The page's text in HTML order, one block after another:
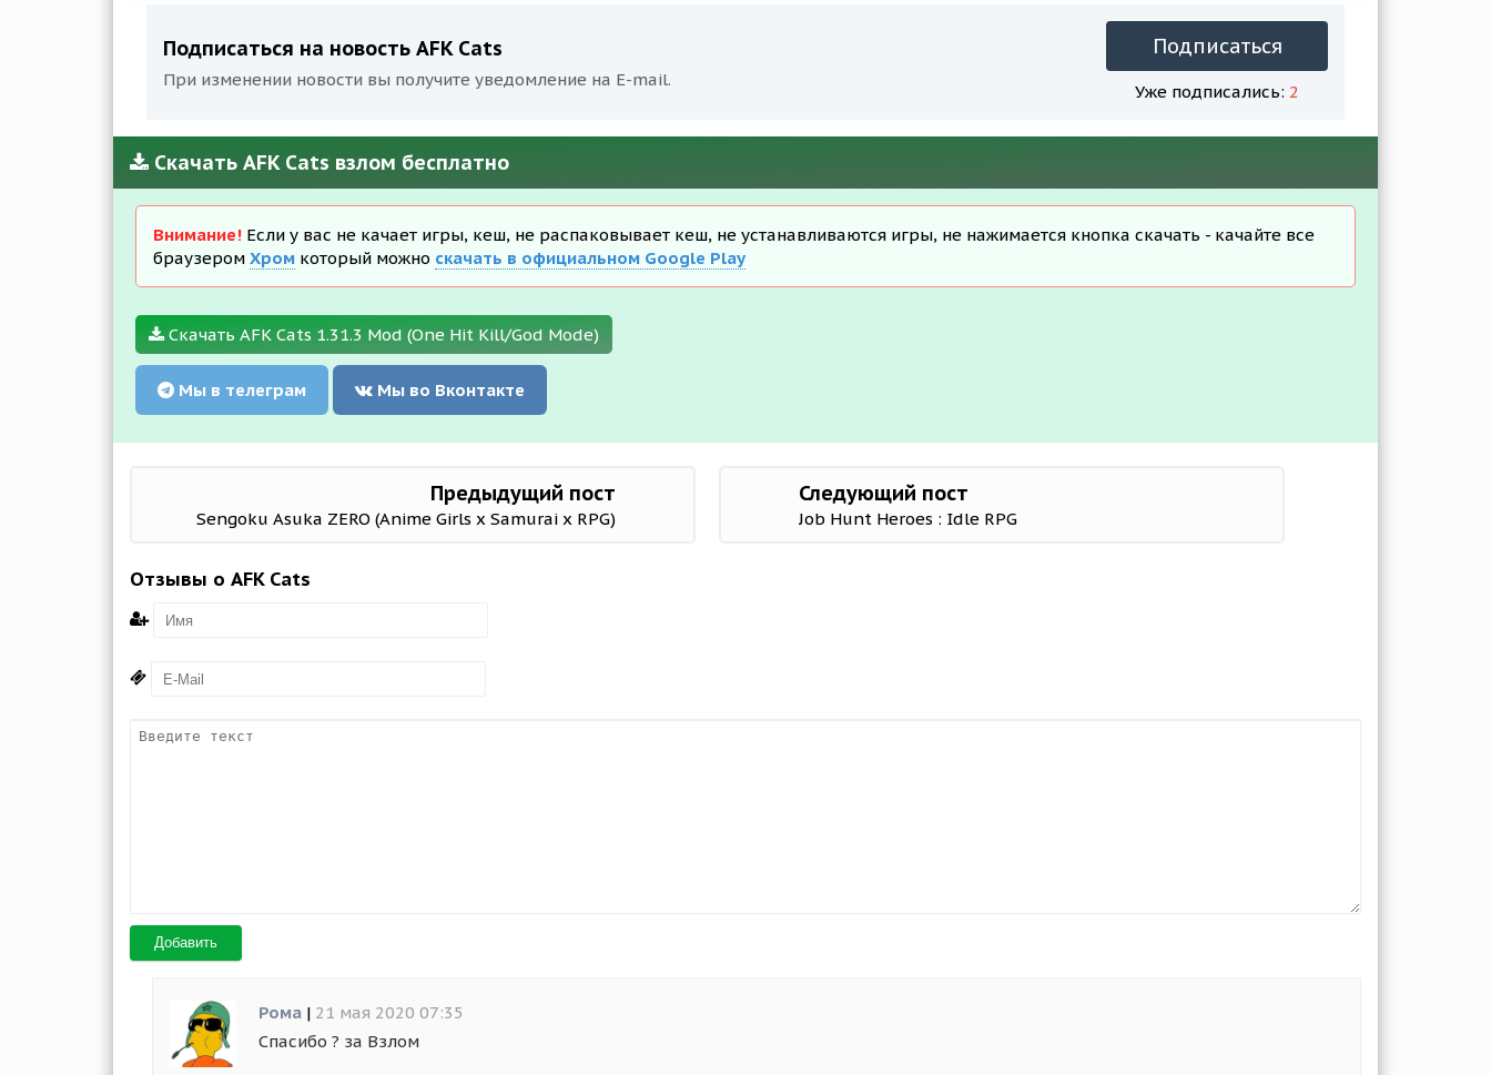
Подписаться на новость AFK Cats
При изменении новости вы получите уведомление на E-mail.
Подписаться
Уже подписались: 2
Скачать AFK Cats взлом бесплатно
Внимание! Если у вас не качает игры, кеш, не распаковывает кеш, не устанавливаются игры, не нажимается кнопка скачать - качайте все
браузером Хром который можно скачать в официальном Google Play
Скачать AFK Cats 1.31.3 Mod (One Hit Kill/God Mode)
Мы в телеграм Мы во Вконтакте
Предыдущий пост
Sengoku Asuka ZERO (Anime Girls x Samurai x RPG)
Следующий пост
Job Hunt Heroes : Idle RPG
Отзывы о AFK Cats
Добавить
Рома | 21 мая 2020 07:35
Спасибо ? за Взлом